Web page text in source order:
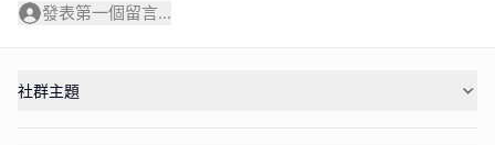
發表第一個留言...
社群主題